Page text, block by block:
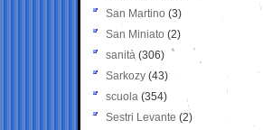
San Martino (3)
San Miniato (2)
sanità (306)
Sarkozy (43)
scuola (354)
Sestri Levante (2)